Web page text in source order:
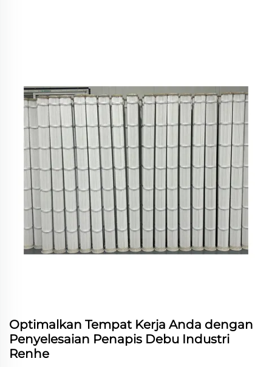
Optimalkan Tempat Kerja Anda dengan
Penyelesaian Penapis Debu Industri
Renhe